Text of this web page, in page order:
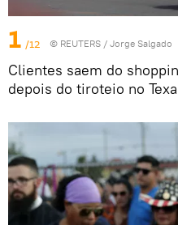
1 /12 © REUTERS / Jorge Salgado
Clientes saem do
depois do tiroteio no